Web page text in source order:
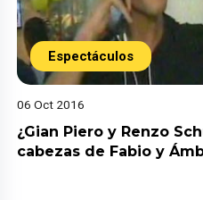
Espectáculos
06 Oct 2016
¿Gian Piero y Renzo
cabezas de Fabio y